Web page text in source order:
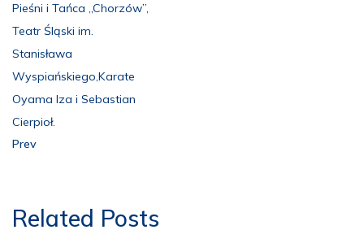
Pieśni i Tańca „Chorzów”,
Teatr Śląski im.
Stanisława
Wyspiańskiego,Karate
Oyama Iza i Sebastian
Cierpioł.
Prev
Related Posts